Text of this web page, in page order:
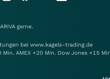
ARIVA gerne.
bei www.kagels-trading.de
AMEX +20 Min. Dow Jones +15